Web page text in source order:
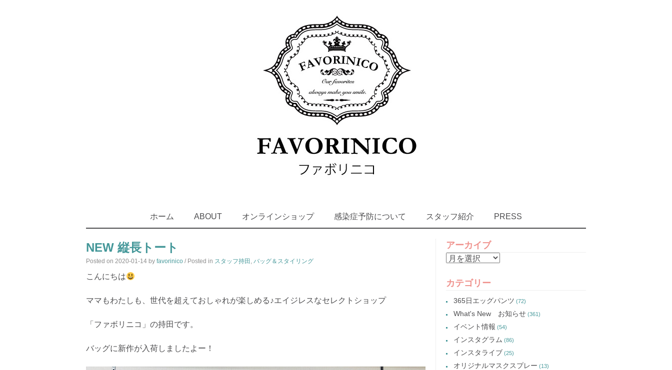
SKIP
TO
ホーム ABOUT オンラインショップ 感染症予防について スタッフ紹介 PRESS
NEW 縦長トート
Posted on 2020-01-14 by favorinico / Posted in スタッフ持田 , バッグ＆スタイリング
こんにちは
ママもわたしも、世代を超えておしゃれが楽しめる♪エイジレスなセレクトショップ
「ファボリニコ」の持田です。
バッグに新作が入荷しましたよー！
アーカイブ
ア
カ
カテゴリー
365日エッグパンツ (72)
What's New お知らせ (361)
イベント情報 (54)
インスタグラム (86)
インスタライブ (25)
オリジナルマスクスプレー (13)